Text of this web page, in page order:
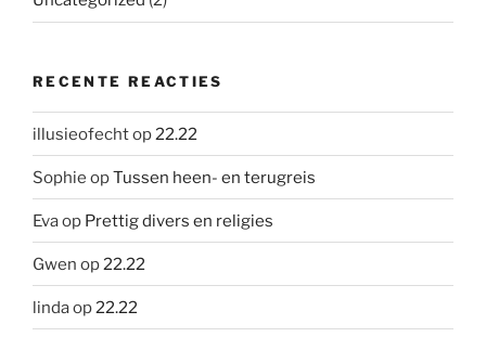
RECENTE REACTIES
illusieofechtop22.22
Sophie opTussen heen- en terugreis
Evaop Prettig divers en religies
Gwen op22.22
lindaop22.22